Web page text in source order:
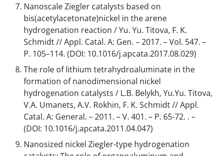
Nanoscale Ziegler catalysts based on
bis(acetylacetonate)nickel in the arene
hydrogenation reaction / Yu. Yu. Titova, F. K.
Schmidt // Appl. Catal. A: Gen. – 2017. – Vol. 547. –
P. 105–114. (DOI: 10.1016/j.apcata.2017.08.029)
The role of lithium tetrahydroaluminate in the
formation of nanodimensional nickel
hydrogenation catalysts / L.B. Belykh, Yu.Yu. Titova,
V.A. Umanets, A.V. Rokhin, F. K. Schmidt // Appl.
Catal. A: General. – 2011. – V. 401. – P. 65-72. . –
(DOI: 10.1016/j.apcata.2011.04.047)
Nanosized nickel Ziegler-type hydrogenation